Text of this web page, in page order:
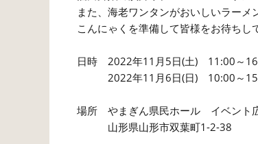
また、海老ワンタンがおいしいラー
こんにゃくを準備して皆様をお待ち
日時 2022年11月5日(土) 11:00～
2022年11月6日(日) 10:00～
場所 やまぎん県民ホール イベント
山形県山形市双葉町1-2-38